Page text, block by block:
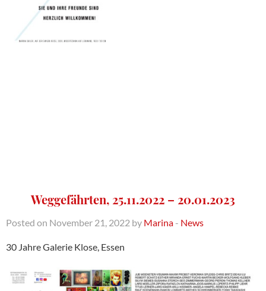
Weggefährten, 25.11.2022 – 20.01.2023
Posted on November 21, 2022 by Marina - News
30 Jahre Galerie Klose, Essen